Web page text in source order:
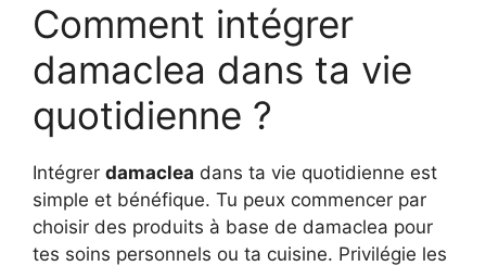
Comment intégrer
damaclea dans ta vie
quotidienne ?
Intégrer damaclea dans ta vie quotidienne est
simple et bénéfique. Tu peux commencer par
choisir des produits à base de damaclea pour
tes soins personnels ou ta cuisine. Privilégie les